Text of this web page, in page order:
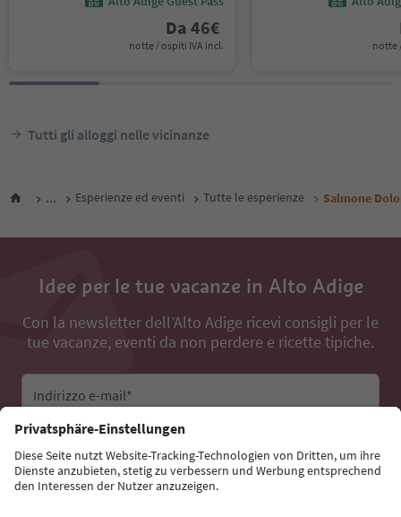
Da 46€
notte / ospiti IVA incl. notte
Tutti gli alloggi nelle vicinanze
... Esperienze ed eventi Tutte le esperienze Salmone
Idee per le tue vacanze in Alto Adige
Con la newsletter dell’Alto Adige ricevi consigli per le
tue vacanze, eventi da non perdere e ricette tipiche.
Indirizzo e-mail*
Iscriviti alla newsletter